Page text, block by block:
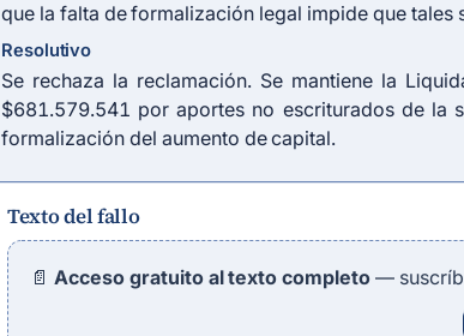
que la falta de formalización legal impide que
Resolutivo
Se rechaza la reclamación. Se mantiene la
$681.579.541 por aportes no escriturados de la
formalización del aumento de capital.
Texto del fallo
📄 Acceso gratuito al texto completo —